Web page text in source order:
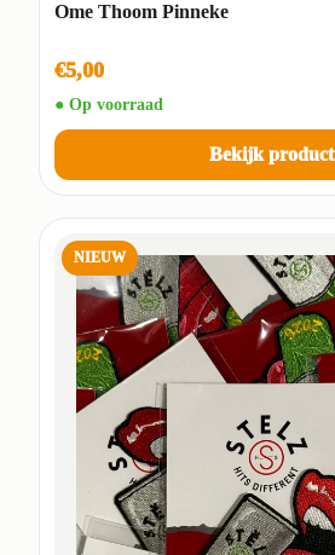
Ome Thoom Pinneke
€5,00
● Op voorraad
Bekijk product
NIEUW